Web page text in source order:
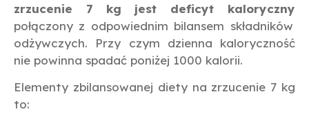
zrzucenie 7 kg jest deficyt kaloryczny
połączony z odpowiednim bilansem składników
odżywczych. Przy czym dzienna kaloryczność
nie powinna spadać poniżej 1000 kalorii.
Elementy zbilansowanej diety na zrzucenie 7 kg
to: